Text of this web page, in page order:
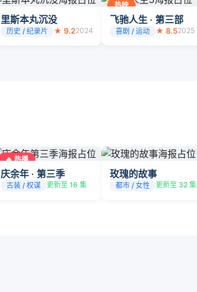
里斯本丸沉没
历史 / 纪录片 ★ 9.22024
热映
飞驰人生 · 第三部
喜剧 / 运动 ★ 8.52025
🔥 热播
庆余年 · 第三季
古装 / 权谋 更新至 16 集
玫瑰的故事
都市 / 女性 更新至 32 集